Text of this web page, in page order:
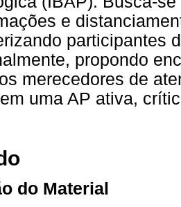
e
participantes
propondo
merecedores de
uma AP ativa,
do Material